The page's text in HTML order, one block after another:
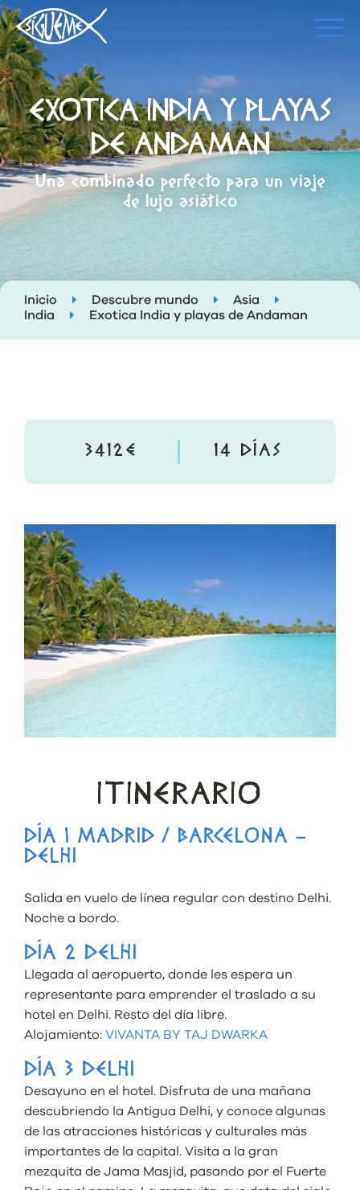
EXOTICA INDIA Y PLAYAS
DE ANDAMAN
Una combinado perfecto para un viaje
de lujo asiático
Inicio Descubre mundo
Asia
India
Exotica India y playas de Andaman
3412€ 14 DÍAS
ITINERARIO
DÍA 1 MADRID / BARCELONA –
DELHI
Salida en vuelo de línea regular con destino Delhi.
Noche a bordo.
DÍA 2 DELHI
Llegada al aeropuerto, donde les espera un
representante para emprender el traslado a su
hotel en Delhi. Resto del día libre.
Alojamiento: VIVANTA BY TAJ DWARKA
DÍA 3 DELHI
Desayuno en el hotel. Disfruta de una mañana
descubriendo la Antigua Delhi, y conoce algunas
de las atracciones históricas y culturales más
importantes de la capital. Visita a la gran
mezquita de Jama Masjid, pasando por el Fuerte